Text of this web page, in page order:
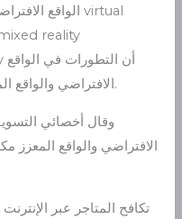
reality
الافتراضي والواقع المعزز والواقع المختلط مثيرة للإعجاب.
وقال أخصائي
الافتراضي والواقع المعزز